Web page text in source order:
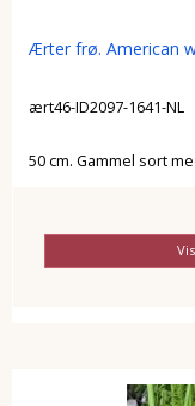
Ærter frø. American
ært46-ID2097-1641-NL
50 cm. Gammel sort